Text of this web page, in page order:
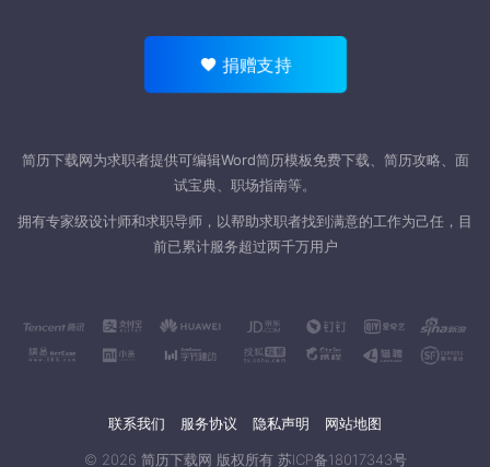
捐赠支持
简历下载网为求职者提供可编辑Word简历模板免费下载、简历攻略、面
试宝典、职场指南等。
拥有专家级设计师和求职导师，以帮助求职者找到满意的工作为己任，目
前已累计服务超过两千万用户
联系我们 服务协议 隐私声明 网站地图
© 2026 简历下载网 版权所有 苏ICP备18017343号